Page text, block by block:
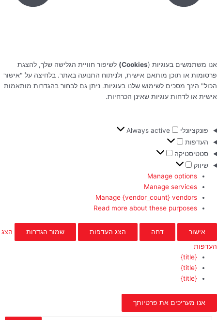
אנו משתמשים בעוגיות (Cookies)
לשיפור חוויית הגלישה שלך, להצגת
פרסומות או תוכן מותאם אישית, ולניתוח התנועה באתר. בלחיצה על "אישור
הכול" הינך מסכים לשימוש שלנו בעוגיות. ניתן גם לבחור בהגדרות מותאמות
אישית או לדחות עוגיות שאינן הכרחיות.
פונקציונלי
Always active
העדפות
סטטיסטיקה
שיווק
Manage options
Manage services
Manage {vendor_count} vendors
Read more about these purposes
אישור דחה הצג העדפות שמור הגדרות
הצג
העדפות
{title}
{title}
{title}
אנו מעריכים את פרטיותך